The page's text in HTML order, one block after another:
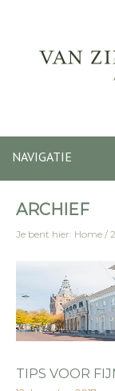
NAVIGATIE
ARCHIEF
Je bent hier: Home /
TIPS VOOR